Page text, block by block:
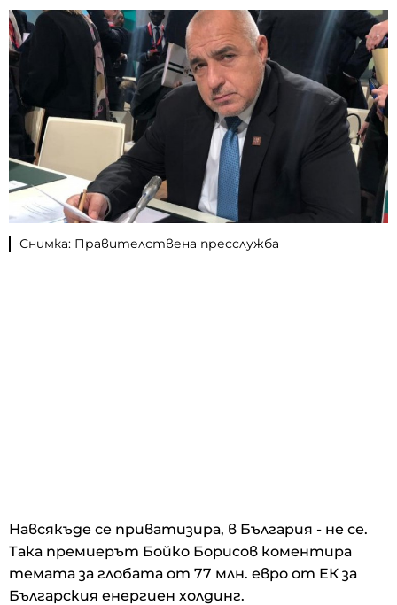
Снимка: Правителствена пресслужба
Навсякъде се приватизира, в България - не се.
Така премиерът Бойко Борисов коментира
темата за глобата от 77 млн. евро от ЕК за
Българския енергиен холдинг.